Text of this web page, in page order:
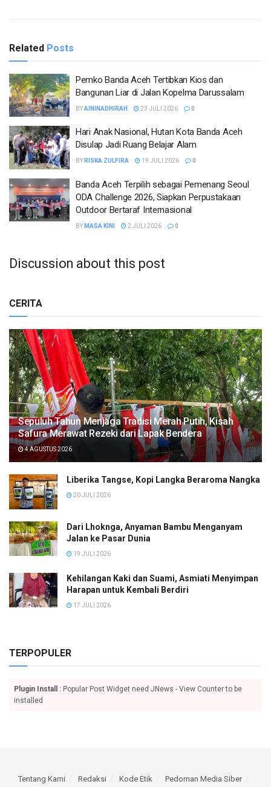
Related Posts
Pemko Banda Aceh Tertibkan Kios dan
Bangunan Liar di Jalan Kopelma Darussalam
BYAININADHIRAH 23 JULI 2026 0
Hari Anak Nasional, Hutan Kota Banda Aceh
Disulap Jadi Ruang Belajar Alam
BY RISKA ZULFIRA 19 JULI 2026 0
Banda Aceh Terpilih sebagai Pemenang Seoul
ODA Challenge 2026, Siapkan Perpustakaan
Outdoor Bertaraf Internasional
BY MASA KINI 2 JULI 2026 0
Discussion about this post
CERITA
Sepuluh Tahun Menjaga Tradisi Merah Putih, Kisah
Safura Merawat Rezeki dari Lapak Bendera
4 AGUSTUS 2026
Liberika Tangse, Kopi Langka Beraroma Nangka
20 JULI 2026
Dari Lhoknga, Anyaman Bambu Menganyam
Jalan ke Pasar Dunia
19 JULI 2026
Kehilangan Kaki dan Suami, Asmiati Menyimpan
Harapan untuk Kembali Berdiri
17 JULI 2026
TERPOPULER
Plugin Install
: Popular Post Widget need JNews - View Counter to be
installed
Tentang Kami Redaksi Kode Etik Pedoman Media Siber